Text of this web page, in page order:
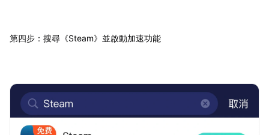
第四步：搜尋《Steam》並啟動加速功能